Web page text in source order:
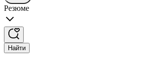
Резюме
Найти